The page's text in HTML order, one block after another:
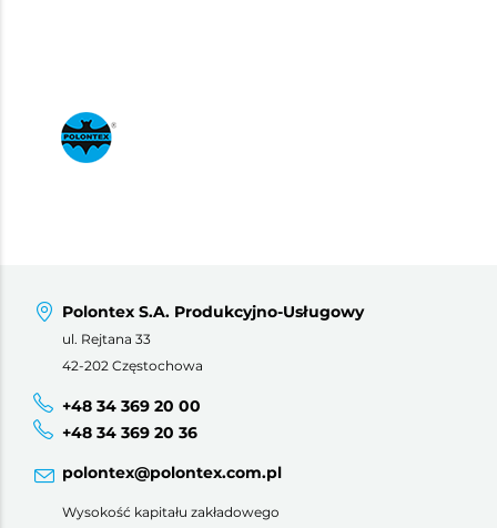
Polontex S.A. Produkcyjno-Usługowy
ul. Rejtana 33
42-202 Częstochowa
+48 34 369 20 00
+48 34 369 20 36
polontex@polontex.com.pl
Wysokość kapitału zakładowego